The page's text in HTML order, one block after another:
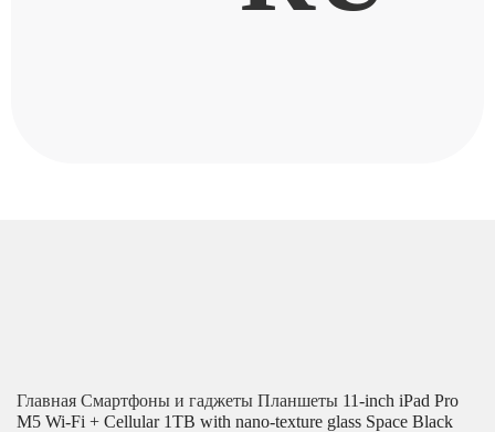
Главная Смартфоны и гаджеты Планшеты 11-inch iPad Pro
M5 Wi-Fi + Cellular 1TB with nano-texture glass Space Black